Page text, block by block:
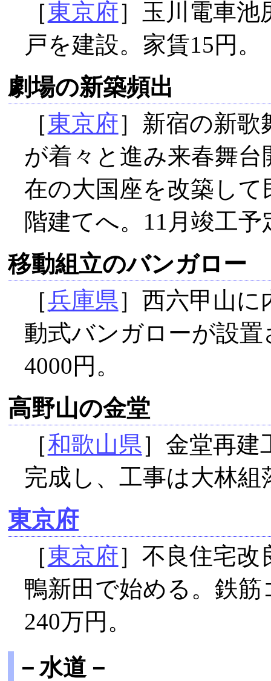
［東京府］玉川電車池
戸を建設。家賃15円。
劇場の新築頻出
［東京府］新宿の新歌
が着々と進み来春舞
在の大国座を改築し
階建てへ。11月竣工予
移動組立のバンガロー
［兵庫県］西六甲山
動式バンガローが設
4000円。
高野山の金堂
［和歌山県］金堂再建
完成し、工事は大林組
東京府
［東京府］不良住宅改
鴨新田で始める。鉄
240万円。
－水道－